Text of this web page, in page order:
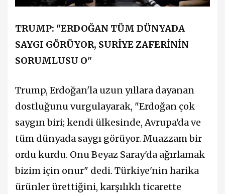
TRUMP: "ERDOĞAN TÜM DÜNYADA
SAYGI GÖRÜYOR, SURİYE ZAFERİNİN
SORUMLUSU O"
Trump, Erdoğan'la uzun yıllara dayanan
dostluğunu vurgulayarak, "Erdoğan çok
saygın biri; kendi ülkesinde, Avrupa'da ve
tüm dünyada saygı görüyor. Muazzam bir
ordu kurdu. Onu Beyaz Saray'da ağırlamak
bizim için onur" dedi. Türkiye'nin harika
ürünler ürettiğini, karşılıklı ticarette